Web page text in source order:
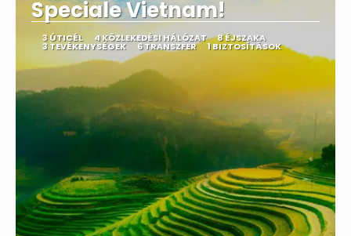
Speciale Vietnam!
3 ÚTICÉL 4 KÖZLEKEDÉSI HÁLÓZAT 8 ÉJSZAKA
3 TEVÉKENYSÉGEK 6 TRANSZFER 1 BIZTOSÍTÁSOK